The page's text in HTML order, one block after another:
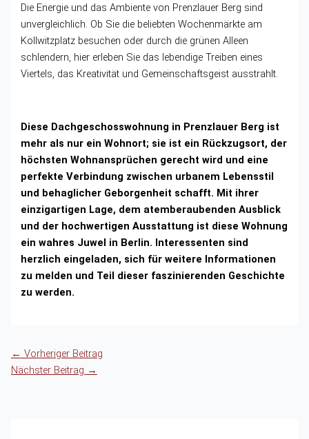
Die Energie und das Ambiente von Prenzlauer Berg sind
unvergleichlich. Ob Sie die beliebten Wochenmärkte am
Kollwitzplatz besuchen oder durch die grünen Alleen
schlendern, hier erleben Sie das lebendige Treiben eines
Viertels, das Kreativität und Gemeinschaftsgeist ausstrahlt.
Diese Dachgeschosswohnung in Prenzlauer Berg ist
mehr als nur ein Wohnort; sie ist ein Rückzugsort, der
höchsten Wohnansprüchen gerecht wird und eine
perfekte Verbindung zwischen urbanem Lebensstil
und behaglicher Geborgenheit schafft. Mit ihrer
einzigartigen Lage, dem atemberaubenden Ausblick
und der hochwertigen Ausstattung ist diese Wohnung
ein wahres Juwel in Berlin. Interessenten sind
herzlich eingeladen, sich für weitere Informationen
zu melden und Teil dieser faszinierenden Geschichte
zu werden.
← Vorheriger Beitrag
Nächster Beitrag →